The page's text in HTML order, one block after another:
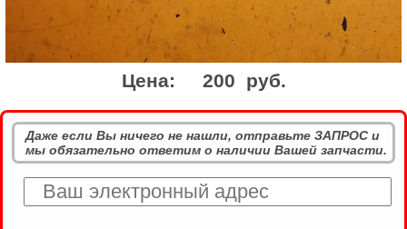
Цена: 200 руб.
Даже если Вы ничего не нашли, отправьте ЗАПРОС и
мы обязательно ответим о наличии Вашей запчасти.